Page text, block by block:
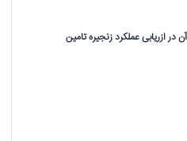
در ازریابی عملکرد زنجیره تامین